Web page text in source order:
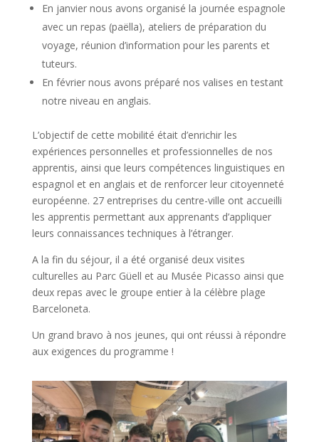
En janvier nous avons organisé la journée espagnole
avec un repas (paëlla), ateliers de préparation du
voyage, réunion d’information pour les parents et
tuteurs.
En février nous avons préparé nos valises en testant
notre niveau en anglais.
L’objectif de cette mobilité était d’enrichir les
expériences personnelles et professionnelles de nos
apprentis, ainsi que leurs compétences linguistiques en
espagnol et en anglais et de renforcer leur citoyenneté
européenne. 27 entreprises du centre-ville ont accueilli
les apprentis permettant aux apprenants d’appliquer
leurs connaissances techniques à l’étranger.
A la fin du séjour, il a été organisé deux visites
culturelles au Parc Güell et au Musée Picasso ainsi que
deux repas avec le groupe entier à la célèbre plage
Barceloneta.
Un grand bravo à nos jeunes, qui ont réussi à répondre
aux exigences du programme !